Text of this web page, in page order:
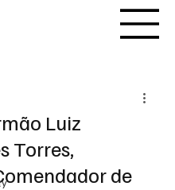
Luiz
Torres,
de